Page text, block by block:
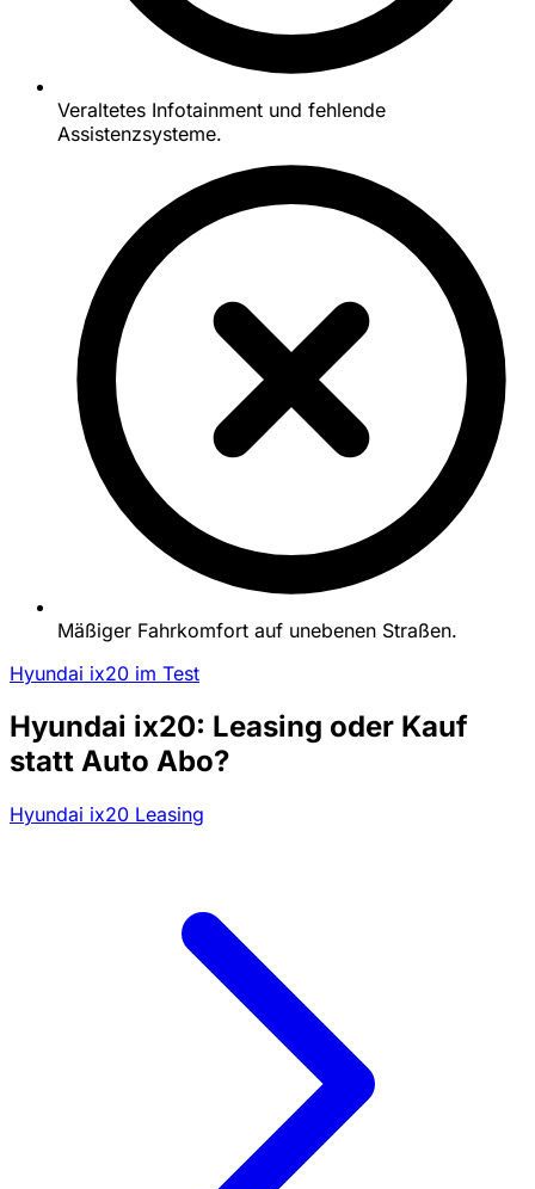
Veraltetes Infotainment und fehlende
Assistenzsysteme.
Mäßiger Fahrkomfort auf unebenen Straßen.
Hyundai ix20 im Test
Hyundai ix20: Leasing oder Kauf
statt Auto Abo?
Hyundai ix20 Leasing